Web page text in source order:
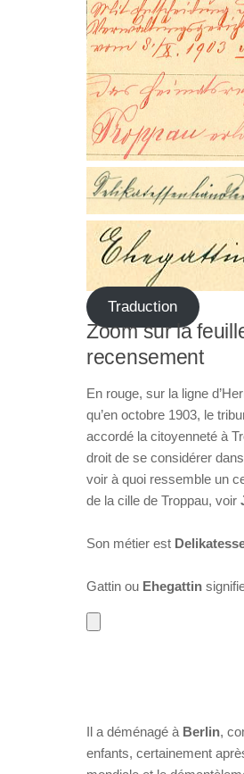
Traduction
Zoom sur la
recensement
En rouge, sur la ligne
qu’en octobre 1903, le
accordé la citoyenneté à
droit de se considérer
voir à quoi ressemble un
de la cille de Troppau, voir
Son métier est
Gattin ou Ehegattin
Il a déménagé à Berlin,
enfants, certainement